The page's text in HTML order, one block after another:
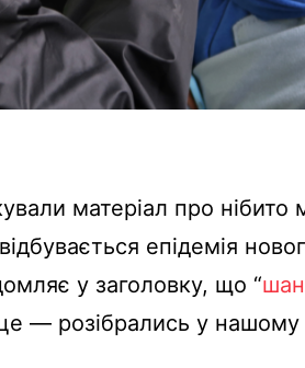
матеріал про нібито
відбувається епідемія
у заголовку, що “
— розібрались у нашому